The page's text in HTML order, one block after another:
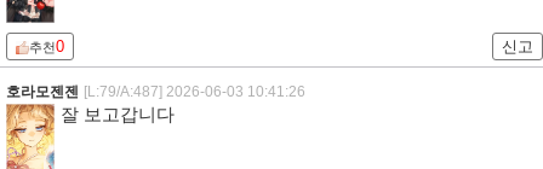
추천0 신고
호라모젠젠 [L:79/A:487] 2026-06-03 10:41:26
잘 보고갑니다